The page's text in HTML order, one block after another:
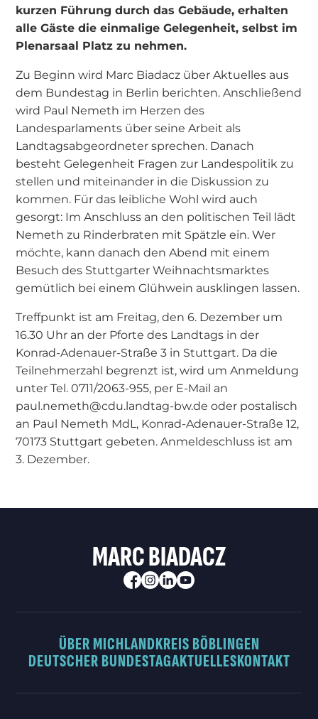
kurzen Führung durch das Gebäude, erhalten
alle Gäste die einmalige Gelegenheit, selbst im
Plenarsaal Platz zu nehmen.
Zu Beginn wird Marc Biadacz über Aktuelles aus
dem Bundestag in Berlin berichten. Anschließend
wird Paul Nemeth im Herzen des
Landesparlaments über seine Arbeit als
Landtagsabgeordneter sprechen. Danach
besteht Gelegenheit Fragen zur Landespolitik zu
stellen und miteinander in die Diskussion zu
kommen. Für das leibliche Wohl wird auch
gesorgt: Im Anschluss an den politischen Teil lädt
Nemeth zu Rinderbraten mit Spätzle ein. Wer
möchte, kann danach den Abend mit einem
Besuch des Stuttgarter Weihnachtsmarktes
gemütlich bei einem Glühwein ausklingen lassen.
Treffpunkt ist am Freitag, den 6. Dezember um
16.30 Uhr an der Pforte des Landtags in der
Konrad-Adenauer-Straße 3 in Stuttgart. Da die
Teilnehmerzahl begrenzt ist, wird um Anmeldung
unter Tel. 0711/2063-955, per E-Mail an
paul.nemeth@cdu.landtag-bw.de oder postalisch
an Paul Nemeth MdL, Konrad-Adenauer-Straße 12,
70173 Stuttgart gebeten. Anmeldeschluss ist am
3. Dezember.
MARC BIADACZ
ÜBER MICHLANDKREIS BÖBLINGEN
DEUTSCHER BUNDESTAGAKTUELLESKONTAKT